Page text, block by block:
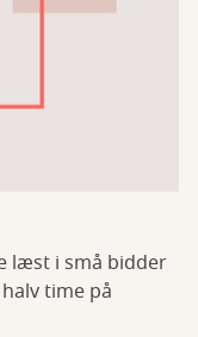
læst i små bidder
time på